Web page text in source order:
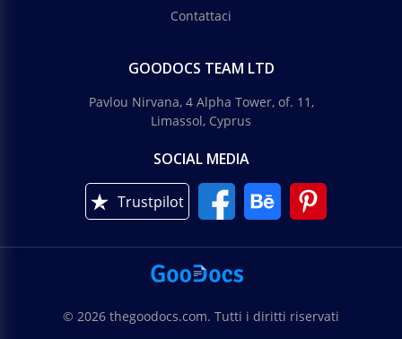
Contattaci
GOODOCS TEAM LTD
Pavlou Nirvana, 4 Alpha Tower, of. 11,
Limassol, Cyprus
SOCIAL MEDIA
Trustpilot
© 2026 thegoodocs.com. Tutti i diritti riservati